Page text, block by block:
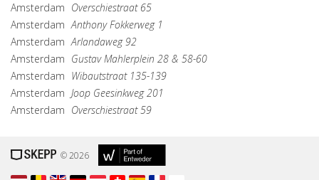
Amsterdam Overschiestraat 65
Amsterdam Anthony Fokkerweg 1
Amsterdam Arlandaweg 92
Amsterdam Gustav Mahlerplein 28 & 58-60
Amsterdam Wibautstraat 135-139
Amsterdam Joop Geesinkweg 201
Amsterdam Overschiestraat 59
© 2026